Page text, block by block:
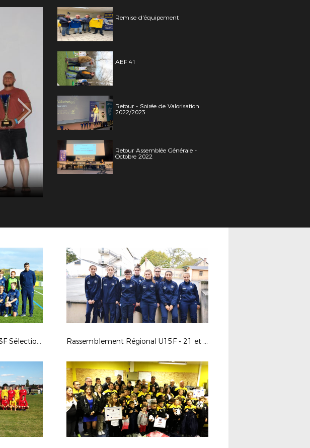
Remise d'équipement
AEF 41
Retour - Soirée de Valorisation
2022/2023
Retour Assemblée Générale -
Octobre 2022
Rencontre amicale U12F/U13F Sélection 45 - Sélection 41 - Mercredi 25 octobre 2017 Rassemblement Régional U15F - 21 et 22 octobre 2017